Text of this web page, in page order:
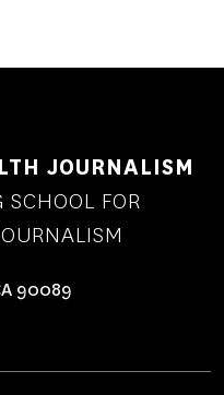
JOURNALISM
FOR
90089